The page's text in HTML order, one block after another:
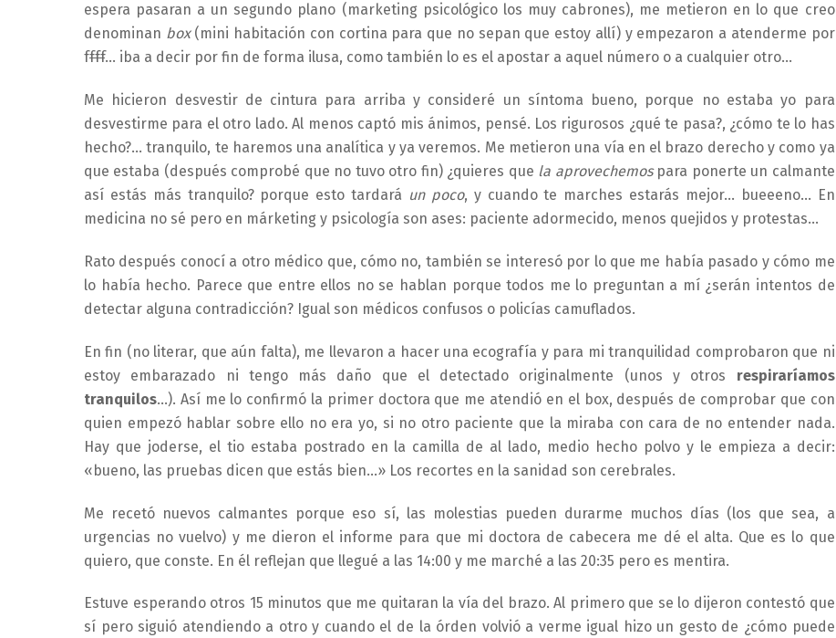
espera pasaran a un segundo plano (marketing psicológico los muy cabrones), me metieron en lo que creo
denominan box(mini habitación con cortina para que no sepan que estoy allí) y empezaron a atenderme por
ffff… iba a decir por fin de forma ilusa, como también lo es el apostar a aquel número o a cualquier otro…
Me hicieron desvestir de cintura para arriba y consideré un síntoma bueno, porque no estaba yo para
desvestirme para el otro lado. Al menos captó mis ánimos, pensé. Los rigurosos ¿qué te pasa?, ¿cómo te lo has
hecho?… tranquilo, te haremos una analítica y ya veremos. Me metieron una vía en el brazo derecho y como ya
que estaba (después comprobé que no tuvo otro fin) ¿quieres que la aprovechemospara ponerte un calmante
así estás más tranquilo? porque esto tardará un poco, y cuando te marches estarás mejor… bueeeno… En
medicina no sé pero en márketing y psicología son ases: paciente adormecido, menos quejidos y protestas…
Rato después conocí a otro médico que, cómo no, también se interesó por lo que me había pasado y cómo me
lo había hecho. Parece que entre ellos no se hablan porque todos me lo preguntan a mí ¿serán intentos de
detectar alguna contradicción? Igual son médicos confusos o policías camuflados.
En fin (no literar, que aún falta), me llevaron a hacer una ecografía y para mi tranquilidad comprobaron que ni
estoy embarazado ni tengo más daño que el detectado originalmente (unos y otros respiraríamos
tranquilos…). Así me lo confirmó la primer doctora que me atendió en el box, después de comprobar que con
quien empezó hablar sobre ello no era yo, si no otro paciente que la miraba con cara de no entender nada.
Hay que joderse, el tio estaba postrado en la camilla de al lado, medio hecho polvo y le empieza a decir:
«bueno, las pruebas dicen que estás bien…» Los recortes en la sanidad son cerebrales.
Me recetó nuevos calmantes porque eso sí, las molestias pueden durarme muchos días (los que sea, a
urgencias no vuelvo) y me dieron el informe para que mi doctora de cabecera me dé el alta. Que es lo que
quiero, que conste. En él reflejan que llegué a las 14:00 y me marché a las 20:35 pero es mentira.
Estuve esperando otros 15 minutos que me quitaran la vía del brazo. Al primero que se lo dijeron contestó que
sí pero siguió atendiendo a otro y cuando el de la órden volvió a verme igual hizo un gesto de ¿cómo puede